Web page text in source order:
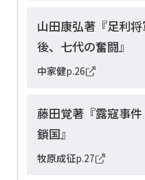
山田康弘著『足利
後、七代の奮闘』
中家健p.26
藤田覚著『露寇事
鎖国』
牧原成征p.27